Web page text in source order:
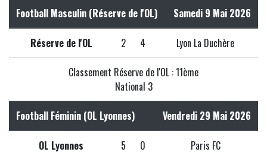
Football Masculin (Réserve de l'OL) Samedi 9 Mai 2026
Réserve de l'OL 2 4 Lyon La Duchère
Classement Réserve de l'OL : 11ème
National 3
Football Féminin (OL Lyonnes) Vendredi 29 Mai 2026
OL Lyonnes 5 0 Paris FC